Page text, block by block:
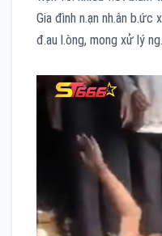
Gia đình n.ạn nh.ân b.ức
đ.au l.òng, mong xử lý